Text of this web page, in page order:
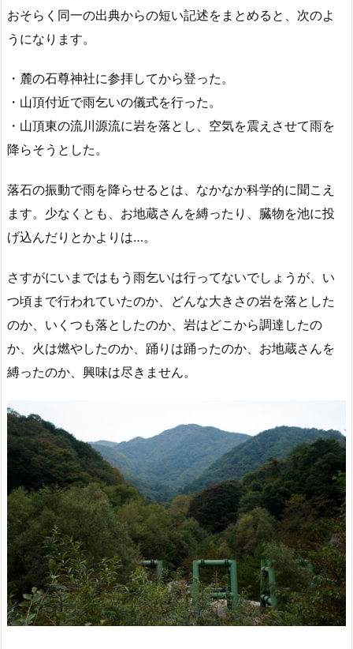
おそらく同一の出典からの短い記述をまとめると、次のよ
うになります。
・麓の石尊神社に参拝してから登った。
・山頂付近で雨乞いの儀式を行った。
・山頂東の流川源流に岩を落とし、空気を震えさせて雨を
降らそうとした。
落石の振動で雨を降らせるとは、なかなか科学的に聞こえ
ます。少なくとも、お地蔵さんを縛ったり、臓物を池に投
げ込んだりとかよりは…。
さすがにいまではもう雨乞いは行ってないでしょうが、い
つ頃まで行われていたのか、どんな大きさの岩を落とした
のか、いくつも落としたのか、岩はどこから調達したの
か、火は燃やしたのか、踊りは踊ったのか、お地蔵さんを
縛ったのか、興味は尽きません。